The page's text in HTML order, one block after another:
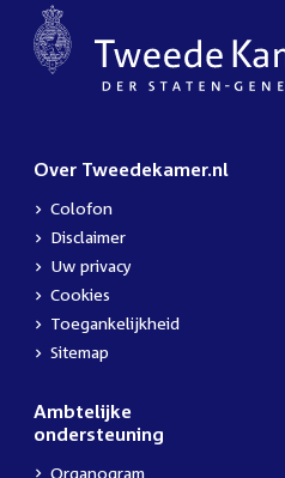
Over Tweedekamer.nl
Colofon
Disclaimer
Uw privacy
Cookies
Toegankelijkheid
Sitemap
Ambtelijke
ondersteuning
Organogram